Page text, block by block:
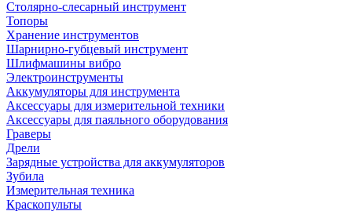
Столярно-слесарный инструмент
Топоры
Хранение инструментов
Шарнирно-губцевый инструмент
Шлифмашины вибро
Электроинструменты
Аккумуляторы для инструмента
Аксессуары для измерительной техники
Аксессуары для паяльного оборудования
Граверы
Дрели
Зарядные устройства для аккумуляторов
Зубила
Измерительная техника
Краскопульты